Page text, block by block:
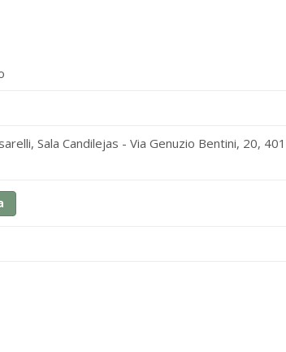
Sala Candilejas - Via Genuzio Bentini, 20,